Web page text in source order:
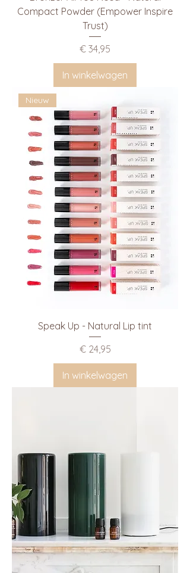
Compact Powder (Empower Inspire
Trust)
Prijs
€ 34,95
In winkelwagen
Nieuw
Speak Up - Natural Lip tint
Prijs
€ 24,95
In winkelwagen